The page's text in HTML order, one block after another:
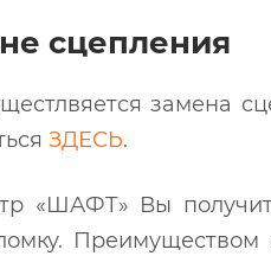
сцепления
замена
ЗДЕСЬ.
«ШАФТ» Вы